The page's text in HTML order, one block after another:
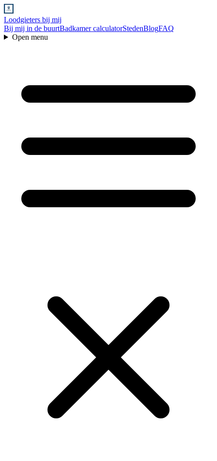
Loodgieters bij mij
Bij mij in de buurtBadkamer calculatorStedenBlogFAQ
Open menu